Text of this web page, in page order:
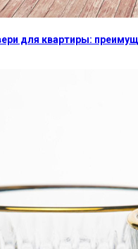
для квартиры: